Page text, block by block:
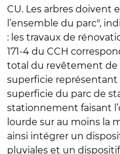
CU. Les arbres doivent
l’ensemble du parc",
: les travaux de
171-4 du CCH
total du revêtement de
superficie représentant
superficie du parc de
stationnement faisant
lourde sur au moins la
ainsi intégrer un
pluviales et un